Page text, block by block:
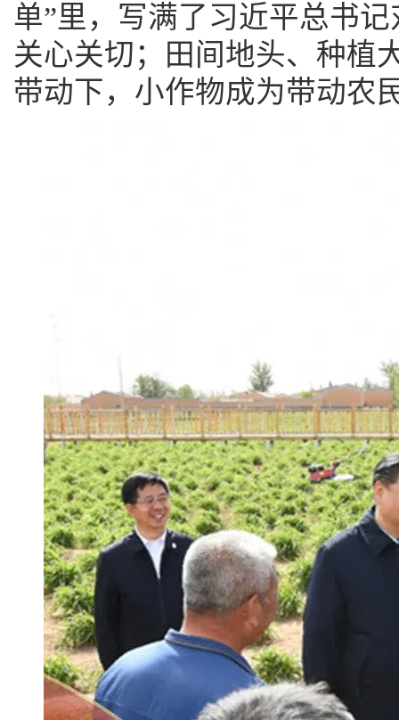
单”里，写满了习近平总书
关心关切；田间地头、种
带动下，小作物成为带动农